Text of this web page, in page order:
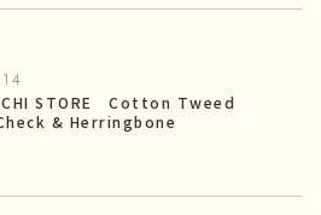
STORE Cotton Tweed
& Herringbone